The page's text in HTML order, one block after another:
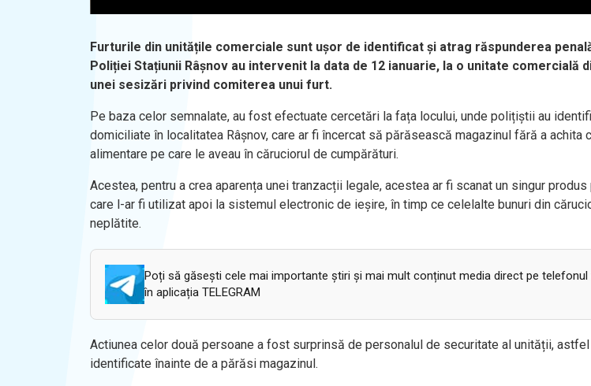
Furturile din unitățile comerciale sunt ușor de identificat și atrag răspunderea
Poliției Stațiunii Râșnov au intervenit la data de 12 ianuarie, la o unitate comercială
unei sesizări privind comiterea unui furt.
Pe baza celor semnalate, au fost efectuate cercetări la fața locului, unde polițiștii au
domiciliate în localitatea Râșnov, care ar fi încercat să părăsească magazinul fără a achita
alimentare pe care le aveau în căruciorul de cumpărături.
Acestea, pentru a crea aparența unei tranzacții legale, acestea ar fi scanat un singur produs
care l-ar fi utilizat apoi la sistemul electronic de ieșire, în timp ce celelalte bunuri din
neplătite.
Poți să găsești cele mai importante știri și mai mult conținut media direct pe telefonul
în aplicația TELEGRAM
Actiunea celor două persoane a fost surprinsă de personalul de securitate al unității,
identificate înainte de a părăsi magazinul.